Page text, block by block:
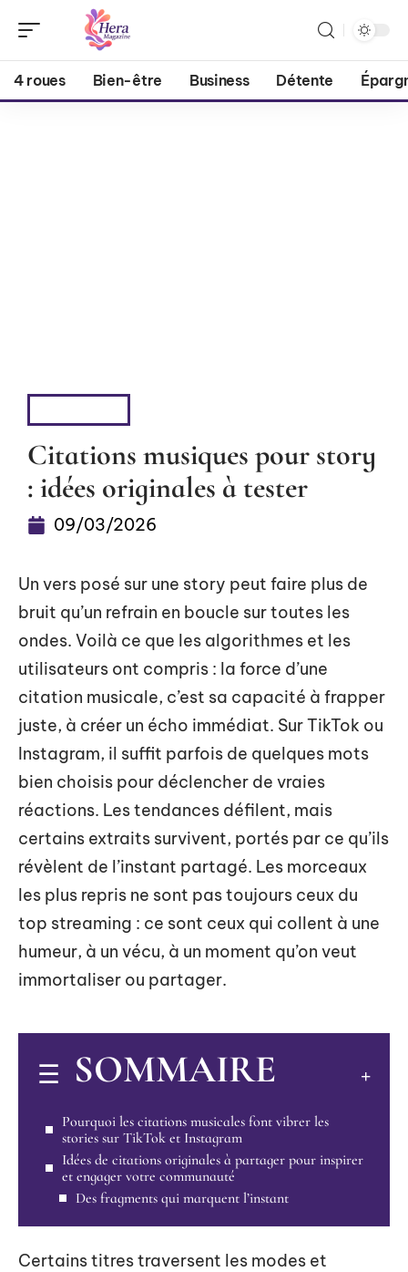
4 roues Bien-être Business Détente
Citations musiques pour story
: idées originales à tester
09/03/2026
Un vers posé sur une story peut faire plus de
bruit qu’un refrain en boucle sur toutes les
ondes. Voilà ce que les algorithmes et les
utilisateurs ont compris : la force d’une
citation musicale, c’est sa capacité à frapper
juste, à créer un écho immédiat. Sur TikTok ou
Instagram, il suffit parfois de quelques mots
bien choisis pour déclencher de vraies
réactions. Les tendances défilent, mais
certains extraits survivent, portés par ce qu’ils
révèlent de l’instant partagé. Les morceaux
les plus repris ne sont pas toujours ceux du
top streaming : ce sont ceux qui collent à une
humeur, à un vécu, à un moment qu’on veut
immortaliser ou partager.
SOMMAIRE
Pourquoi les citations musicales font vibrer les
stories sur TikTok et Instagram
Idées de citations originales à partager pour inspirer
et engager votre communauté
Des fragments qui marquent l’instant
Certains titres traversent les modes et